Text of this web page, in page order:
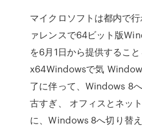
マイクロソフトは都内で
ァレンスで64ビット版
を6月1日から提供すること
x64Windowsで気
了に伴って、Windows 8
古すぎ、 オフィスとネッ
に、Windows 8へ切り替